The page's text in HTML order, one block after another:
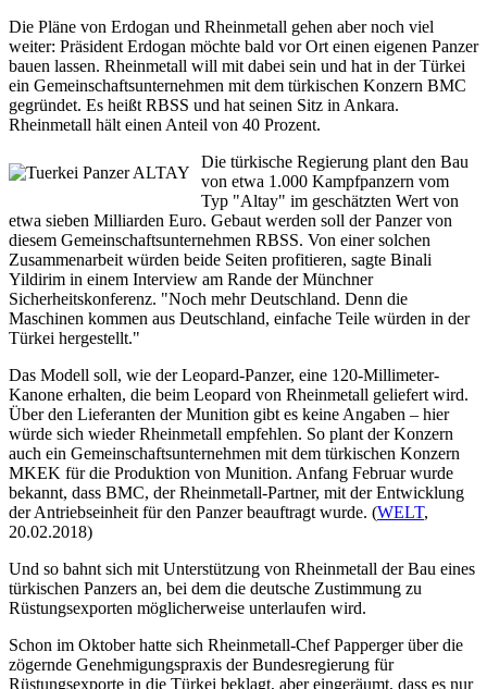
Die Pläne von Erdogan und Rheinmetall gehen aber noch viel
weiter: Präsident Erdogan möchte bald vor Ort einen eigenen Panzer
bauen lassen. Rheinmetall will mit dabei sein und hat in der Türkei
ein Gemeinschaftsunternehmen mit dem türkischen Konzern BMC
gegründet. Es heißt RBSS und hat seinen Sitz in Ankara.
Rheinmetall hält einen Anteil von 40 Prozent.
Die türkische Regierung plant den Bau
von etwa 1.000 Kampfpanzern vom
Typ "Altay" im geschätzten Wert von
etwa sieben Milliarden Euro. Gebaut werden soll der Panzer von
diesem Gemeinschaftsunternehmen RBSS. Von einer solchen
Zusammenarbeit würden beide Seiten profitieren, sagte Binali
Yildirim in einem Interview am Rande der Münchner
Sicherheitskonferenz. "Noch mehr Deutschland. Denn die
Maschinen kommen aus Deutschland, einfache Teile würden in der
Türkei hergestellt."
Das Modell soll, wie der Leopard-Panzer, eine 120-Millimeter-
Kanone erhalten, die beim Leopard von Rheinmetall geliefert wird.
Über den Lieferanten der Munition gibt es keine Angaben – hier
würde sich wieder Rheinmetall empfehlen. So plant der Konzern
auch ein Gemeinschaftsunternehmen mit dem türkischen Konzern
MKEK für die Produktion von Munition. Anfang Februar wurde
bekannt, dass BMC, der Rheinmetall-Partner, mit der Entwicklung
der Antriebseinheit für den Panzer beauftragt wurde. (WELT,
20.02.2018)
Und so bahnt sich mit Unterstützung von Rheinmetall der Bau eines
türkischen Panzers an, bei dem die deutsche Zustimmung zu
Rüstungsexporten möglicherweise unterlaufen wird.
Schon im Oktober hatte sich Rheinmetall-Chef Papperger über die
zögernde Genehmigungspraxis der Bundesregierung für
Rüstungsexporte in die Türkei beklagt, aber eingeräumt, dass es nur